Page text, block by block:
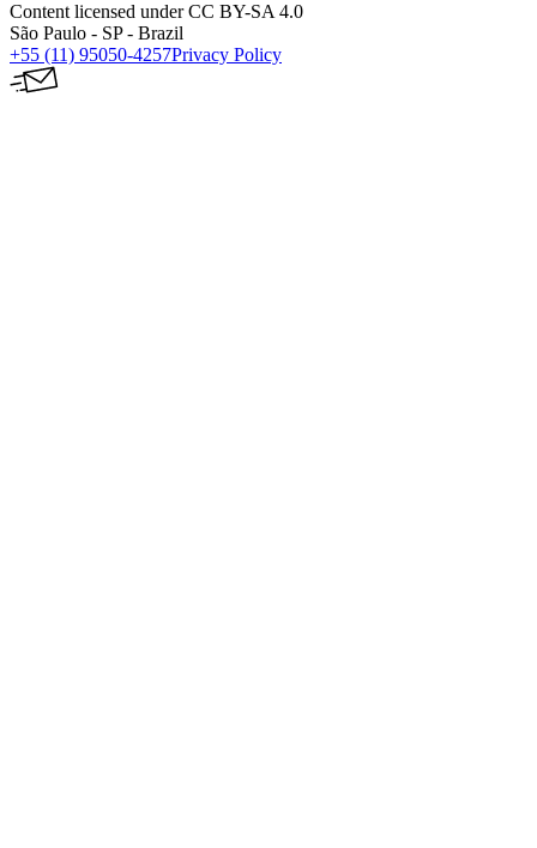
Content licensed under CC BY-SA 4.0
São Paulo - SP - Brazil
+55 (11) 95050-4257Privacy Policy